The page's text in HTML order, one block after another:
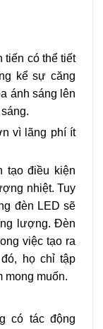
tiến có thể tiết
kể sự căng
ánh sáng lên
vì lãng phí ít
tạo điều kiện
nhiệt. Tuy
đèn LED sẽ
lượng. Đèn
việc tạo ra
họ chỉ tập
mong muốn.
có tác động